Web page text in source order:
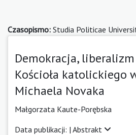
Czasopismo: Studia Politicae
Demokracja,
Kościoła katolickiego
Michaela Novaka
Małgorzata Kaute-Porębska
Data publikacji: | Abstrakt